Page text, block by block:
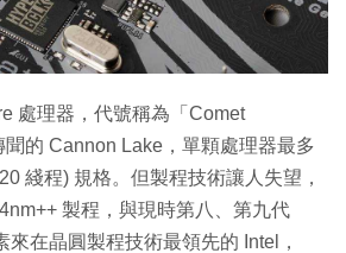
處理器，代號稱為「Comet
聞的 Cannon Lake，單顆處理器最多
綫程) 規格。但製程技術讓人失望，
製程，與現時第八、第九代
來在晶圓製程技術最領先的 Intel，